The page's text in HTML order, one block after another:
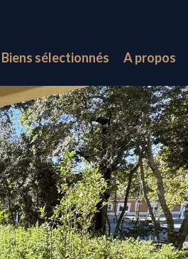
Biens sélectionnés A propos